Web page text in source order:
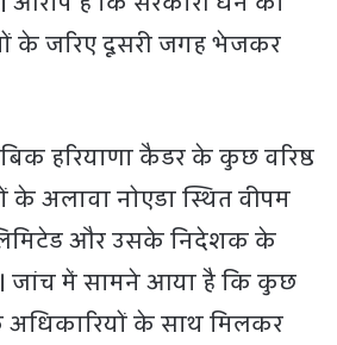
के जरिए दूसरी जगह भेजकर
हरियाणा कैडर के कुछ वरिष्ठ
के अलावा नोएडा स्थित वीपम
और उसके निदेशक के
जांच में सामने आया है कि कुछ
के साथ मिलकर